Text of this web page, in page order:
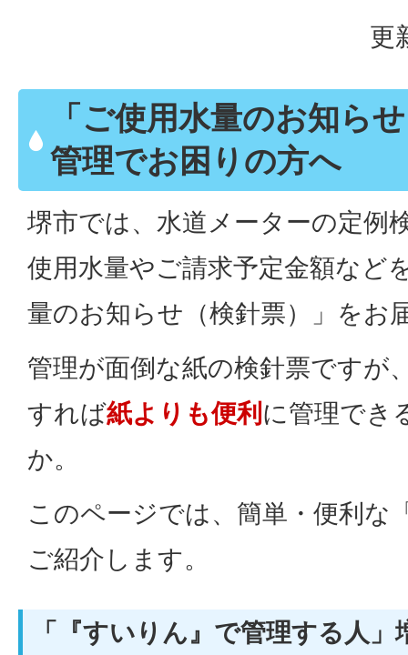
更
「ご使用水量のお知ら
管理でお困りの方へ
堺市では、水道メーターの定例
使用水量やご請求予定金額など
量のお知らせ（検針票）」をお
管理が面倒な紙の検針票ですが
すれば紙よりも便利 に管理でき
か。
このページでは、簡単・便利な
ご紹介します。
「『すいりん』で管理する人」